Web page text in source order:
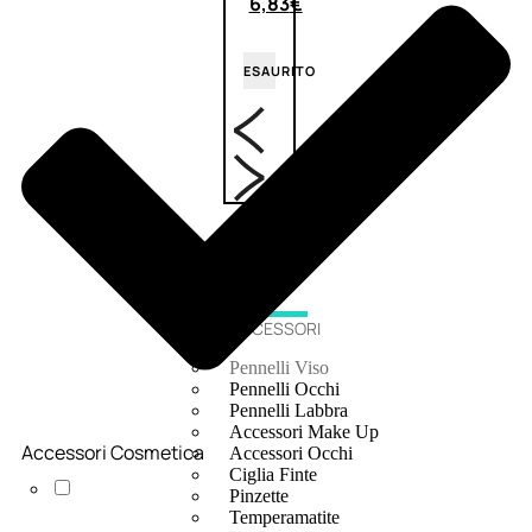
ESAURITO
ACCESSORI
Pennelli Viso
Pennelli Occhi
Pennelli Labbra
Accessori Make Up
Accessori Occhi
Ciglia Finte
Pinzette
Temperamatite
Accessori Cosmetica